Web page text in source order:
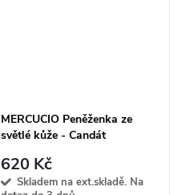
MERCUCIO Peněženka ze
světlé kůže - Candát
620 Kč
Skladem na ext.skladě. Na